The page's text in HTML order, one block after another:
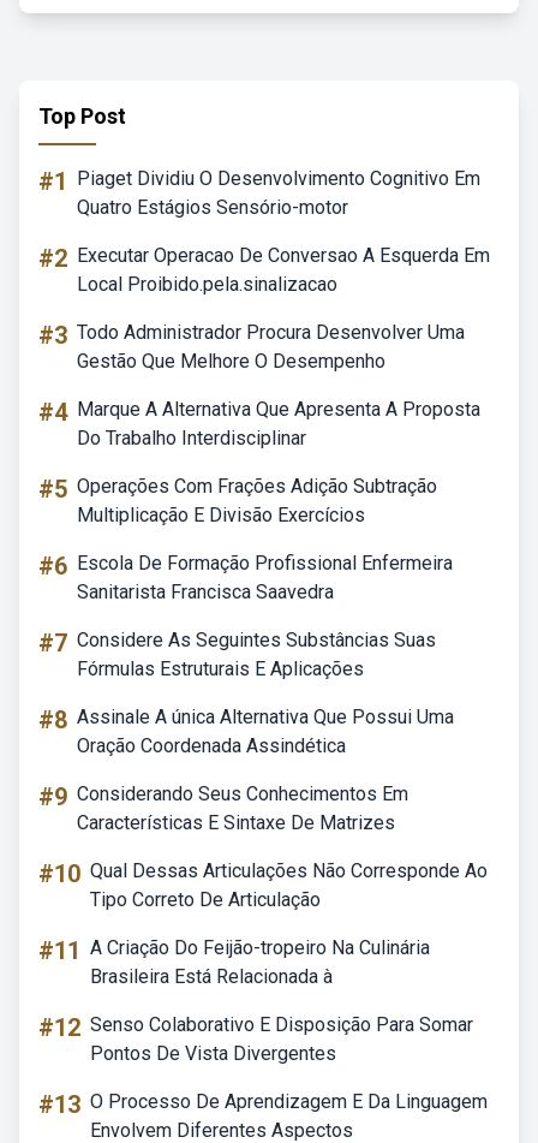
Top Post
#1
Piaget Dividiu O Desenvolvimento Cognitivo Em
Quatro Estágios Sensório-motor
#2 Executar Operacao De Conversao A Esquerda Em
Local Proibido.pela.sinalizacao
#3 Todo Administrador Procura Desenvolver Uma
Gestão Que Melhore O Desempenho
#4 Marque A Alternativa Que Apresenta A Proposta
Do Trabalho Interdisciplinar
#5 Operações Com Frações Adição Subtração
Multiplicação E Divisão Exercícios
#6 Escola De Formação Profissional Enfermeira
Sanitarista Francisca Saavedra
#7 Considere As Seguintes Substâncias Suas
Fórmulas Estruturais E Aplicações
#8 Assinale A única Alternativa Que Possui Uma
Oração Coordenada Assindética
#9 Considerando Seus Conhecimentos Em
Características E Sintaxe De Matrizes
#10 Qual Dessas Articulações Não Corresponde Ao
Tipo Correto De Articulação
#11 A Criação Do Feijão-tropeiro Na Culinária
Brasileira Está Relacionada à
#12 Senso Colaborativo E Disposição Para Somar
Pontos De Vista Divergentes
#13 O Processo De Aprendizagem E Da Linguagem
Envolvem Diferentes Aspectos